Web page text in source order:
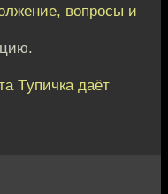
вопросы и
Tупичка даёт